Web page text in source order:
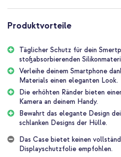
deinem Smartphone einen eleganten
Die Handyschale ist aus
Damit ist dein Smartphone gegen
oder Kratzern geschützt. Die
zusätzlichen Schutz für die Kamera
flexiblen Silikonmaterials lässt sich
befestigen und schmiegt sich
Stilvolles Design
Die Rückseite der Handyschale
Silikonmaterial, das einen Brushed-
ist die Hülle mit Carbon-Material
dieser Materialien sorgt für einen
Produktvorteile
Täglicher Schutz für dein
stoßabsorbierenden
Verleihe deinem Smartphone
Materials einen eleganten Look.
Die erhöhten Ränder bieten
Kamera an deinem Handy.
Bewahrt das elegante Design
schlanken Designs der Hülle.
Das Case bietet keinen
Displayschutzfolie empfohlen.